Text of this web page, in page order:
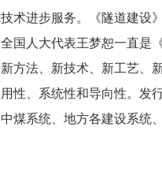
术进步服务。《隧道建设
国人大代表王梦恕一直是
方法、新技术、新工艺、
性、系统性和导向性。发
煤系统、地方各建设系统